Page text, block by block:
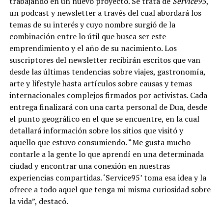
un podcast y newsletter a través del cual abordará los
temas de su interés y cuyo nombre surgió de la
combinación entre lo útil que busca ser este
emprendimiento y el año de su nacimiento. Los
suscriptores del newsletter recibirán escritos que van
desde las últimas tendencias sobre viajes, gastronomía,
arte y lifestyle hasta artículos sobre causas y temas
internacionales complejos firmados por activistas. Cada
entrega finalizará con una carta personal de Dua, desde
el punto geográfico en el que se encuentre, en la cual
detallará información sobre los sitios que visitó y
aquello que estuvo consumiendo. “Me gusta mucho
contarle a la gente lo que aprendí en una determinada
ciudad y encontrar una conexión en nuestras
experiencias compartidas. ‘Service95’ toma esa idea y la
ofrece a todo aquel que tenga mi misma curiosidad sobre
la vida”, destacó.